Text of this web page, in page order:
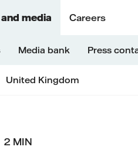
media Careers
Media bank Press
United Kingdom
2 MIN